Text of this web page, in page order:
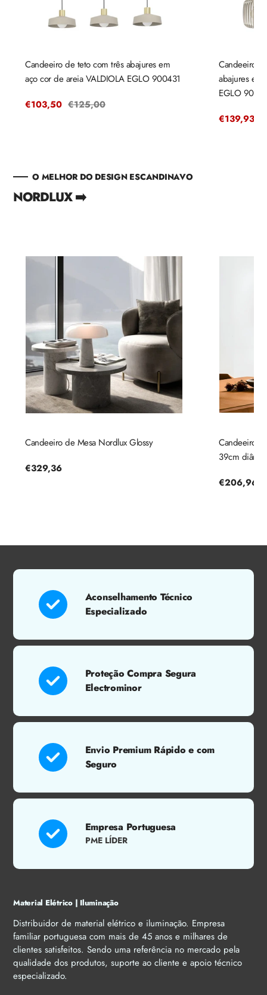
Candeeiro de teto com três abajures em
aço cor de areia VALDIOLA EGLO 900431
Preço
€103,50 Preço
€125,00
Candeeiro
abajures em
EGLO
Preço
€139,93
O MELHOR DO DESIGN ESCANDINAVO
NORDLUX ➡️
Candeeiro de Mesa Nordlux Glossy
Preço
€329,36
Candeeiro
39cm
Preço
€206,96
Aconselhamento Técnico
Especializado
Proteção Compra Segura
Electrominor
Envio Premium Rápido e com
Seguro
Empresa Portuguesa
PME LÍDER
Material Elétrico | Iluminação
Distribuidor de material elétrico e iluminação. Empresa
familiar portuguesa com mais de 45 anos e milhares de
clientes satisfeitos. Sendo uma referência no mercado pela
qualidade dos produtos, suporte ao cliente e apoio técnico
especializado.